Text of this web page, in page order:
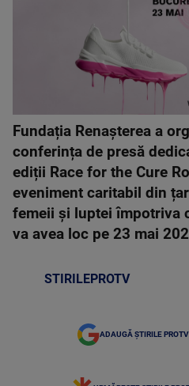
Fundația Renașterea a
conferința de presă
ediții Race for the Cure
eveniment caritabil din
femeii și luptei împotriva
va avea loc pe 23 mai
STIRILEPROTV
ADAUGĂ ȘTIRILE